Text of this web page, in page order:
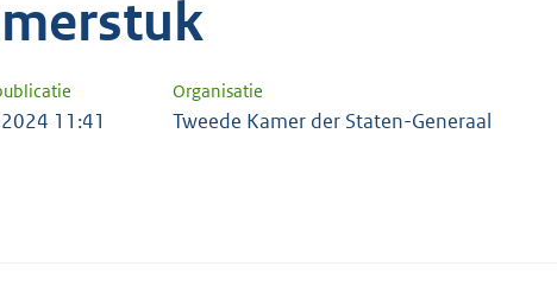
Organisatie
11:41 Tweede Kamer der Staten-Generaal